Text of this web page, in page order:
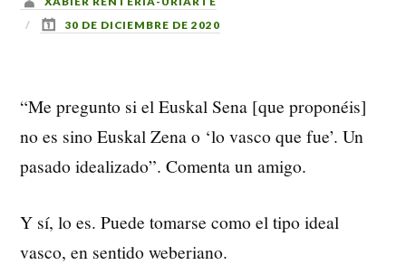
30 DE DICIEMBRE DE 2020
“Me pregunto si el Euskal Sena [que proponéis]
no es sino Euskal Zena o ‘lo vasco que fue’. Un
pasado idealizado”. Comenta un amigo.
Y sí, lo es. Puede tomarse como el tipo ideal
vasco, en sentido weberiano.